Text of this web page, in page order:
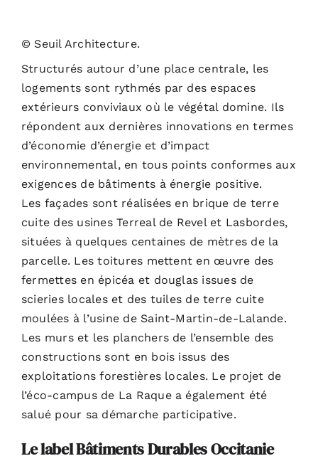
© Seuil Architecture.
Structurés autour d’une place centrale, les
logements sont rythmés par des espaces
extérieurs conviviaux où le végétal domine. Ils
répondent aux dernières innovations en termes
d’économie d’énergie et d’impact
environnemental, en tous points conformes aux
exigences de bâtiments à énergie positive.
Les façades sont réalisées en brique de terre
cuite des usines Terreal de Revel et Lasbordes,
situées à quelques centaines de mètres de la
parcelle. Les toitures mettent en œuvre des
fermettes en épicéa et douglas issues de
scieries locales et des tuiles de terre cuite
moulées à l’usine de Saint-Martin-de-Lalande.
Les murs et les planchers de l’ensemble des
constructions sont en bois issus des
exploitations forestières locales. Le projet de
l’éco-campus de La Raque a également été
salué pour sa démarche participative.
Le label Bâtiments Durables Occitanie